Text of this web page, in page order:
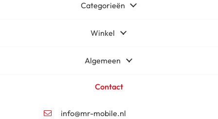
Categorieën
Winkel
Algemeen
Contact
info@mr-mobile.nl